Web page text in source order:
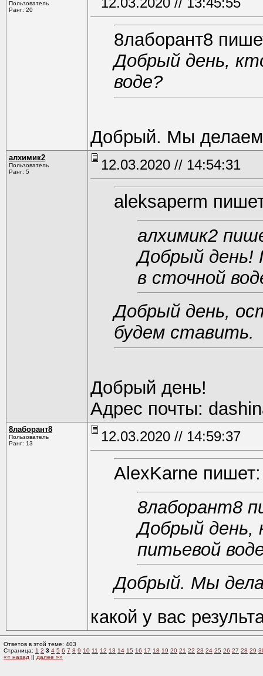
Пользователь
Ранг: 20
8лаборант8
Добрый день,
воде?
Добрый. Мы
алхимик2
Пользователь
Ранг: 5
12.03.2020 // 14:54:31
aleksaperm
алхимик2
Добрый день!
в сточной
Добрый день,
будем ставить.
Добрый день!
Адрес почты:
8лаборант8
Пользователь
Ранг: 13
12.03.2020 // 14:59:37
AlexKarne пишет:
8лаборант8
Добрый день,
питьевой
Добрый. Мы
какой у вас
Ответов в этой теме: 403
Страница: 1 2 3 4 5 6 7 8 9 10 11 12 13 14 15 16 17 18 19 20 21 22 23 24 25 26 27 28 29
«« назад || далее »»